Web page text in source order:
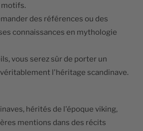
motifs.
des références ou des
connaissances en mythologie
vous serez sûr de porter un
l'héritage scandinave.
hérités de l'époque viking,
mentions dans des récits